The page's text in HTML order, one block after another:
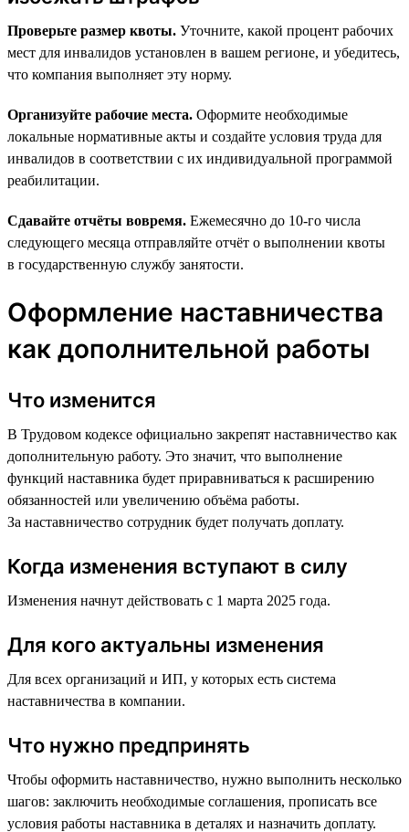
Проверьте размер квоты. Уточните, какой процент рабочих
мест для инвалидов установлен в вашем регионе, и убедитесь,
что компания выполняет эту норму.
Организуйте рабочие места. Оформите необходимые
локальные нормативные акты и создайте условия труда для
инвалидов в соответствии с их индивидуальной программой
реабилитации.
Сдавайте отчёты вовремя. Ежемесячно до 10-го числа
следующего месяца отправляйте отчёт о выполнении квоты
в государственную службу занятости.
Оформление наставничества
как дополнительной работы
Что изменится
В Трудовом кодексе официально закрепят наставничество как
дополнительную работу. Это значит, что выполнение
функций наставника будет приравниваться к расширению
обязанностей или увеличению объёма работы.
За наставничество сотрудник будет получать доплату.
Когда изменения вступают в силу
Изменения начнут действовать с 1 марта 2025 года.
Для кого актуальны изменения
Для всех организаций и ИП, у которых есть система
наставничества в компании.
Что нужно предпринять
Чтобы оформить наставничество, нужно выполнить несколько
шагов: заключить необходимые соглашения, прописать все
условия работы наставника в деталях и назначить доплату.